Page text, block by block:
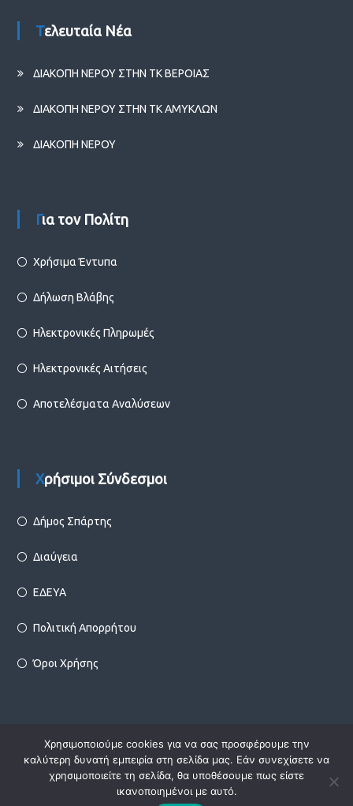
Τελευταία Νέα
ΔΙΑΚΟΠΗ ΝΕΡΟΥ ΣΤΗΝ ΤΚ ΒΕΡΟΙΑΣ
ΔΙΑΚΟΠΗ ΝΕΡΟΥ ΣΤΗΝ ΤΚ ΑΜΥΚΛΩΝ
ΔΙΑΚΟΠΗ ΝΕΡΟΥ
Για τον Πολίτη
Χρήσιμα Έντυπα
Δήλωση Βλάβης
Ηλεκτρονικές Πληρωμές
Ηλεκτρονικές Αιτήσεις
Αποτελέσματα Αναλύσεων
Χρήσιμοι Σύνδεσμοι
Δήμος Σπάρτης
Διαύγεια
ΕΔΕΥΑ
Πολιτική Απορρήτου
Όροι Χρήσης
Copyright © 2026 Δ.Ε.Υ.Α. Σπάρτης Designed by Infotechnica
Χρησιμοποιούμε cookies για να σας προσφέρουμε την
καλύτερη δυνατή εμπειρία στη σελίδα μας. Εάν συνεχίσετε να
χρησιμοποιείτε τη σελίδα, θα υποθέσουμε πως είστε
ικανοποιημένοι με αυτό.